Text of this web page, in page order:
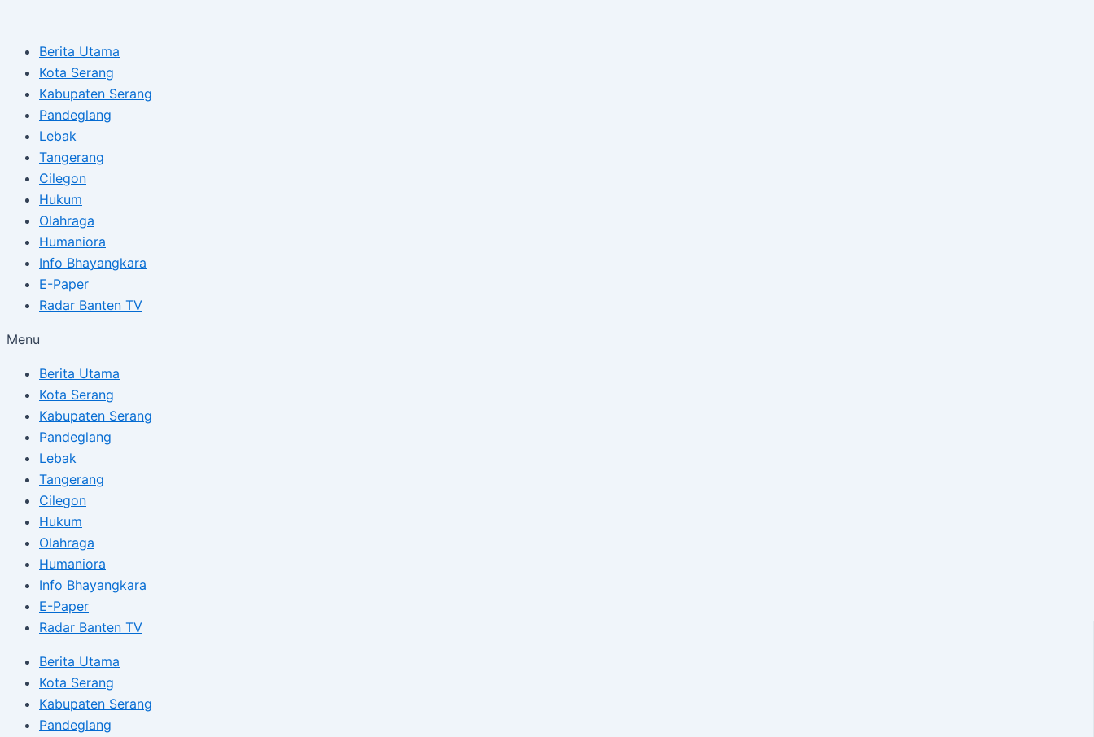
contentBerita Utama
Kota Serang
Kabupaten Serang
Pandeglang
Lebak
Tangerang
Cilegon
Hukum
Olahraga
Humaniora
Info Bhayangkara
E-Paper
Radar Banten TV
Menu
Berita Utama
Kota Serang
Kabupaten Serang
Pandeglang
Lebak
Tangerang
Cilegon
Hukum
Olahraga
Humaniora
Info Bhayangkara
E-Paper
Radar Banten TV
Berita Utama
Kota Serang
Kabupaten Serang
Pandeglang